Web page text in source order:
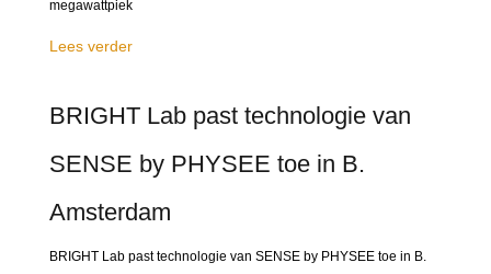
megawattpiek
Lees verder
BRIGHT Lab past technologie van
SENSE by PHYSEE toe in B.
Amsterdam
BRIGHT Lab past technologie van SENSE by PHYSEE toe in B.